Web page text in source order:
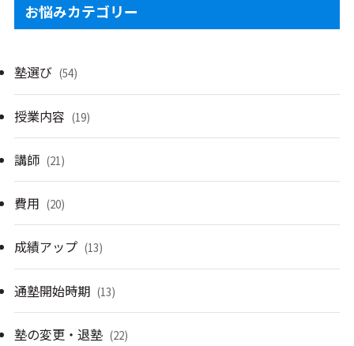
お悩みカテゴリー
塾選び (54)
授業内容 (19)
講師 (21)
費用 (20)
成績アップ (13)
通塾開始時期 (13)
塾の変更・退塾 (22)